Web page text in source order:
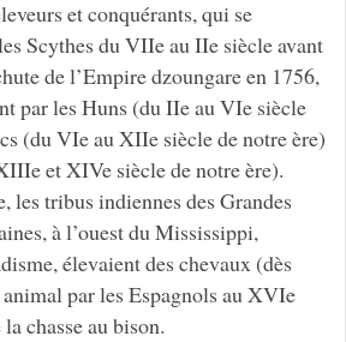
et conquérants, qui se
Scythes du VIIe au IIe siècle avant
de l’Empire dzoungare en 1756,
par les Huns (du IIe au VIe siècle
(du VIe au XIIe siècle de notre ère)
et XIVe siècle de notre ère).
les tribus indiennes des Grandes
à l’ouest du Mississippi,
élevaient des chevaux (dès
par les Espagnols au XVIe
chasse au bison.